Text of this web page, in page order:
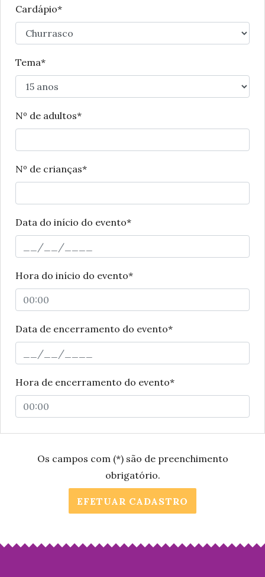
Cardápio*
Tema*
Nº de adultos*
Nº de crianças*
Data do início do evento*
Hora do início do evento*
Data de encerramento do evento*
Hora de encerramento do evento*
Os campos com (*) são de preenchimento
obrigatório.
EFETUAR CADASTRO